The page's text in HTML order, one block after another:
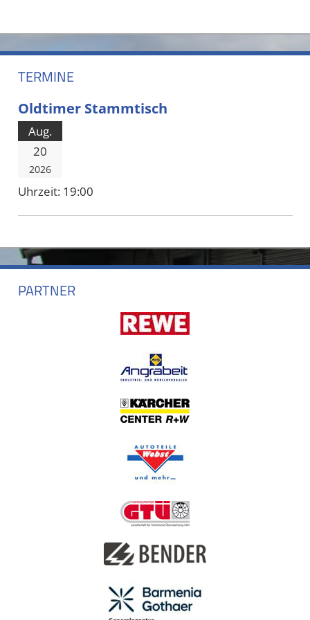
TERMINE
Oldtimer Stammtisch
Aug.
20
2026
Uhrzeit: 19:00
PARTNER